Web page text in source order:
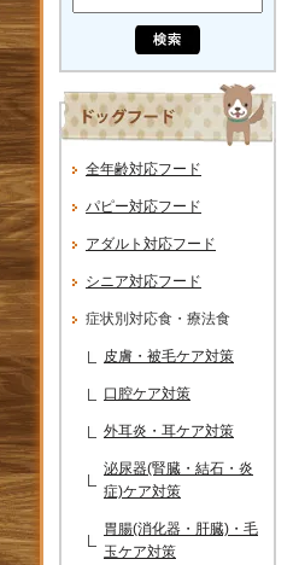
全年齢対応フード
パピー対応フード
アダルト対応フード
シニア対応フード
症状別対応食・療法食
皮膚・被毛ケア対策
口腔ケア対策
外耳炎・耳ケア対策
泌尿器(腎臓・結石・炎
症)ケア対策
胃腸(消化器・肝臓)・毛
玉ケア対策